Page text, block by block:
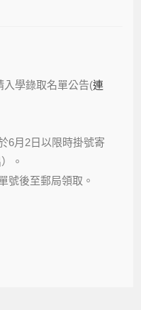
入學錄取名單公告(連
6月2日以限時掛號寄
。
號後至郵局領取。